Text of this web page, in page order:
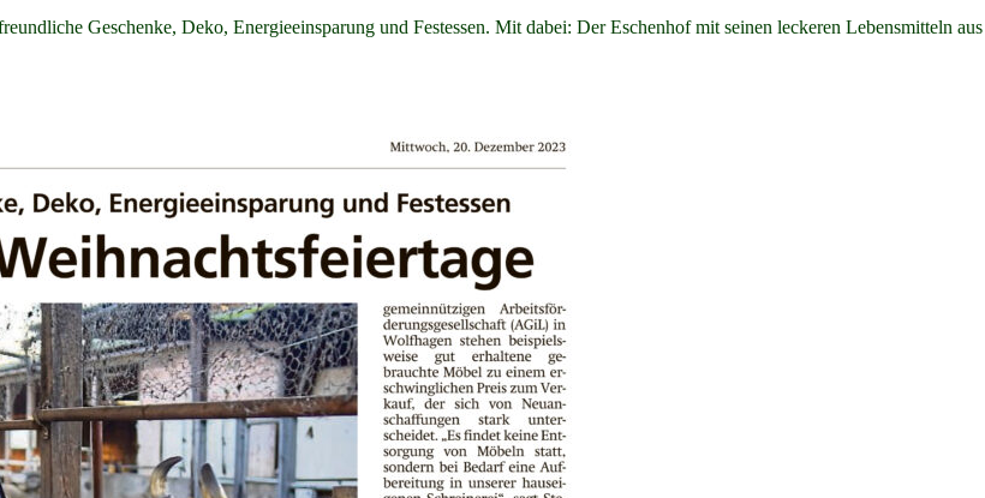
Geschenke, Deko, Energieeinsparung und Festessen. Mit dabei: Der Eschenhof mit seinen leckeren Lebensmitteln aus